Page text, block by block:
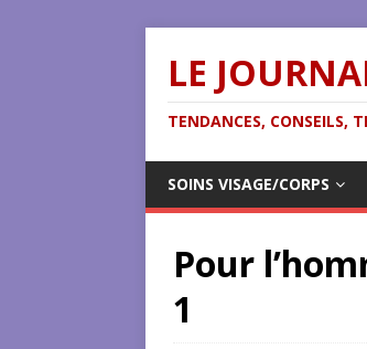
LE
TENDANCES, CONSEILS,
SOINS VISAGE/CORPS
Pour
1